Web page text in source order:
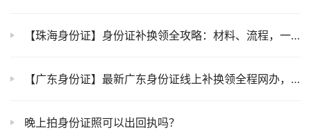
【珠海身份证】身份证补换领全攻略：材料、流程，一篇说清！
【广东身份证】最新广东身份证线上补换领全程网办，宅家也能轻松搞定！附上“粤居码”全程办理流程图！
晚上拍身份证照可以出回执吗？